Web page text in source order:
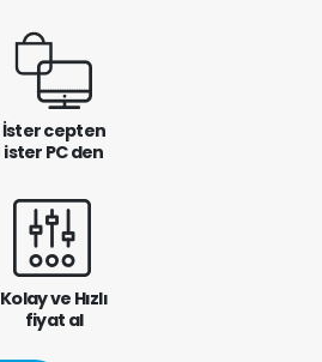
İster cepten
ister PC den
Kolay ve Hızlı
fiyat al